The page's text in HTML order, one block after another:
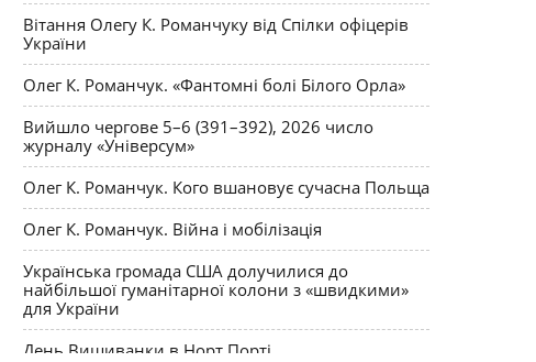
28 липня 2010 року «Про внесення змін до
Положення про підготовку науково-педагогічних
і наукових кадрів»
МОВА ПРО МОВУ Олег К. Романчук Чи треба
вивчати російську мову?
ВИЩА ШКОЛА Роман Яремійчук Куди прямує
вища технічна освіта?
Вітання Олегу К. Романчуку від Спілки офіцерів
України
Олег К. Романчук. «Фантомні болі Білого Орла»
Вийшло чергове 5–6 (391–392), 2026 число
журналу «Універсум»
Олег К. Романчук. Кого вшановує сучасна Польща
Олег К. Романчук. Війна і мобілізація
Українська громада США долучилися до
найбільшої гуманітарної колони з «швидкими»
для України
День Вишиванки в Норт Порті